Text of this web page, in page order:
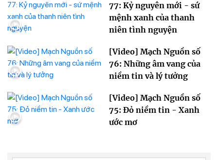
77: Kỷ nguyên mới - sứ
mệnh xanh của thanh
niên tình nguyện
[Video] Mạch Nguồn số
76: Những âm vang của
niềm tin và lý tưởng
[Video] Mạch Nguồn số
75: Đỏ niềm tin - Xanh
ước mơ